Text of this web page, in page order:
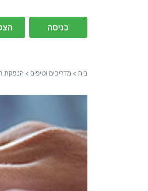
כניסה
בית > מדריכים וטיפים > הנפקת